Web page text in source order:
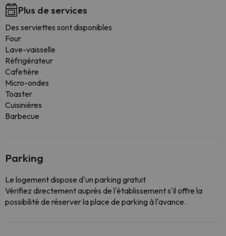
Plus de services
Des serviettes sont disponibles
Four
Lave-vaisselle
Réfrigérateur
Cafetière
Micro-ondes
Toaster
Cuisinières
Barbecue
Parking
Le logement dispose d'un parking gratuit
Vérifiez directement auprès de l'établissement s'il offre la
possibilité de réserver la place de parking à l'avance.